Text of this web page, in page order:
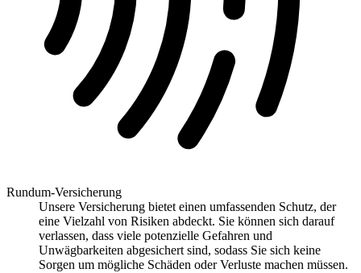
Rundum-Versicherung
Unsere Versicherung bietet einen umfassenden Schutz, der
eine Vielzahl von Risiken abdeckt. Sie können sich darauf
verlassen, dass viele potenzielle Gefahren und
Unwägbarkeiten abgesichert sind, sodass Sie sich keine
Sorgen um mögliche Schäden oder Verluste machen müssen.